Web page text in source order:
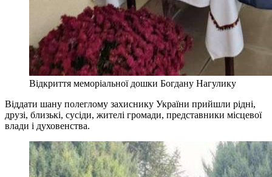
Відкриття меморіальної дошки Богдану Нагулику
Віддати шану полеглому захиснику України прийшли рідні,
друзі, близькі, сусіди, жителі громади, представники місцевої
влади і духовенства.